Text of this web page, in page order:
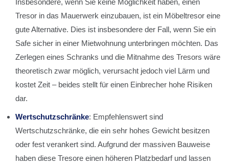
Insbesondere, wenn Sie keine Möglichkeit haben, einen
Tresor in das Mauerwerk einzubauen, ist ein Möbeltresor eine
gute Alternative. Dies ist insbesondere der Fall, wenn Sie ein
Safe sicher in einer Mietwohnung unterbringen möchten. Das
Zerlegen eines Schranks und die Mitnahme des Tresors wäre
theoretisch zwar möglich, verursacht jedoch viel Lärm und
kostet Zeit – beides stellt für einen Einbrecher hohe Risiken
dar.
Wertschutzschränke: Empfehlenswert sind
Wertschutzschränke, die ein sehr hohes Gewicht besitzen
oder fest verankert sind. Aufgrund der massiven Bauweise
haben diese Tresore einen höheren Platzbedarf und lassen